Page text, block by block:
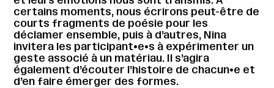
certains moments, nous écrirons peut-être de
courts fragments de poésie pour les
déclamer ensemble, puis à d’autres, Nina
invitera les participant•e•s à expérimenter un
geste associé à un matériau. Il s’agira
également d’écouter l’histoire de chacun•e et
d’en faire émerger des formes.